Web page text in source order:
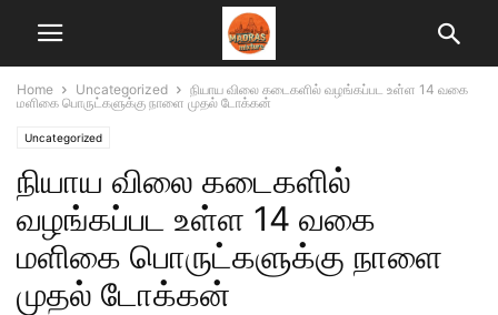
Home Uncategorized
நியாய விலை கடைகளில் வழங்கப்பட உள்ள 14 வகை
மளிகை பொருட்களுக்கு நாளை முதல் டோக்கன்
Uncategorized
நியாய விலை கடைகளில்
வழங்கப்பட உள்ள 14 வகை
மளிகை பொருட்களுக்கு நாளை
முதல் டோக்கன்